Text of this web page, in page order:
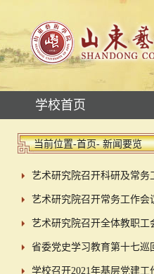
学校首页
当前位置-首页- 新闻要览
艺术研究院召开科研及常务
艺术研究院召开常务工作会
艺术研究院召开全体教职工
省委党史学习教育第十七
学校召开2021年基层党建工